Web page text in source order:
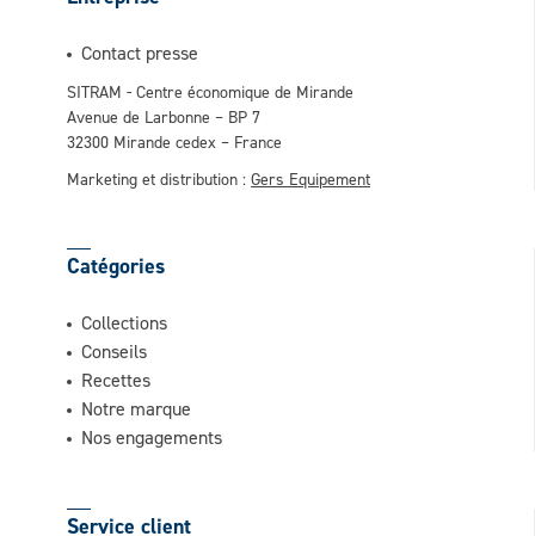
Contact presse
SITRAM - Centre économique de Mirande
Avenue de Larbonne – BP 7
32300 Mirande cedex – France
Marketing et distribution : Gers Equipement
Catégories
Collections
Conseils
Recettes
Notre marque
Nos engagements
Service client